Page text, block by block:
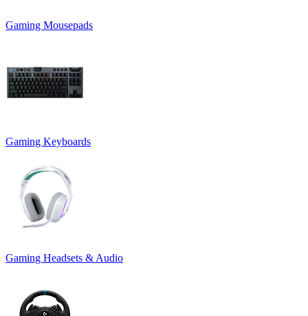
Gaming Mousepads
Gaming Keyboards
Gaming Headsets & Audio